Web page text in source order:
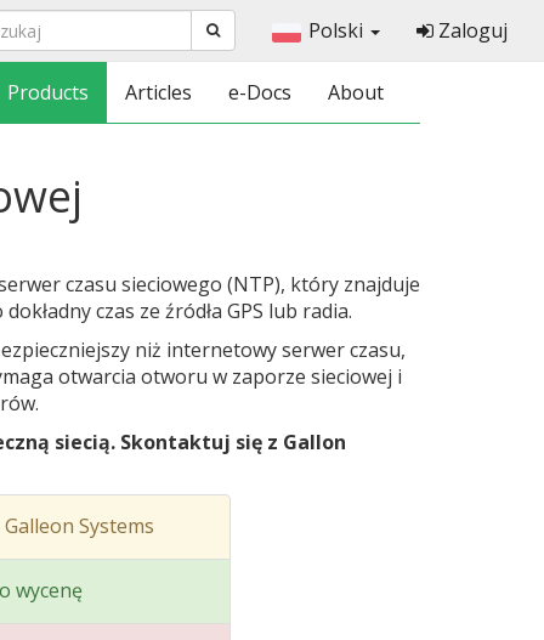
Polski Zaloguj
Products Articles e-Docs About
czasu sieciowego (NTP), który znajduje
czas ze źródła GPS lub radia.
niż internetowy serwer czasu,
otwarcia otworu w zaporze sieciowej i
siecią. Skontaktuj się z Gallon
Systems
wycenę